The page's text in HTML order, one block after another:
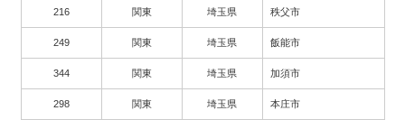
216 関東 埼玉県 秩父市
249 関東 埼玉県 飯能市
344 関東 埼玉県 加須市
298 関東 埼玉県 本庄市